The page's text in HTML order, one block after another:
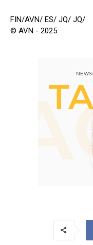
FIN/AVN/ ES/ JQ/ JQ/
© AVN - 2025